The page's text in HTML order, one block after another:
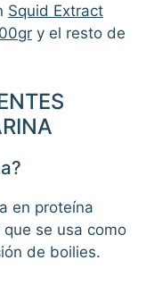
Squid Extract
y el resto de
en proteína
se usa como
de boilies.